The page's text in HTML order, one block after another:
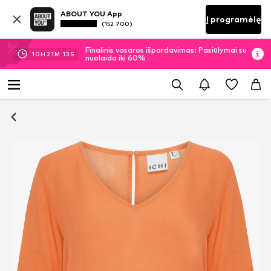
ABOUT YOU App
(152 700) Į programėlę
10H 21M 12 S
Finalinis vasaros išpardavimas: Pasiūlymai su
nuolaida iki 60%